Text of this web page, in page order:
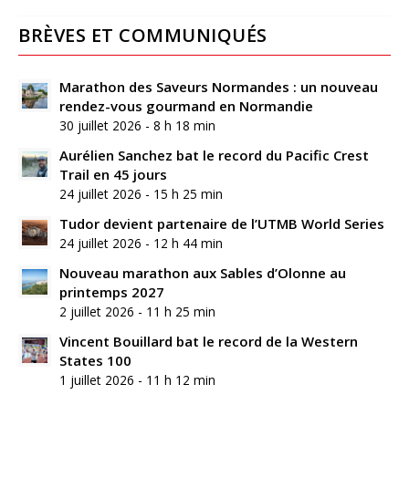
BRÈVES ET COMMUNIQUÉS
Marathon des Saveurs Normandes : un nouveau
rendez-vous gourmand en Normandie
30 juillet 2026 - 8 h 18 min
Aurélien Sanchez bat le record du Pacific Crest
Trail en 45 jours
24 juillet 2026 - 15 h 25 min
Tudor devient partenaire de l’UTMB World Series
24 juillet 2026 - 12 h 44 min
Nouveau marathon aux Sables d’Olonne au
printemps 2027
2 juillet 2026 - 11 h 25 min
Vincent Bouillard bat le record de la Western
States 100
1 juillet 2026 - 11 h 12 min